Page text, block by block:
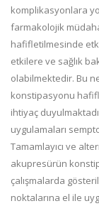
komplikasyonlara
farmakolojik
hafifletilmesinde
etkilere ve sağlık
olabilmektedir. Bu
konstipasyonu
ihtiyaç
uygulamaları
Tamamlayıcı ve
akupresürün
çalışmalarda
noktalarına el ile